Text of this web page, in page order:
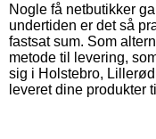
Nogle få netbutikker
undertiden er det så
fastsat sum. Som
metode til levering,
sig i Holstebro,
leveret dine produkter